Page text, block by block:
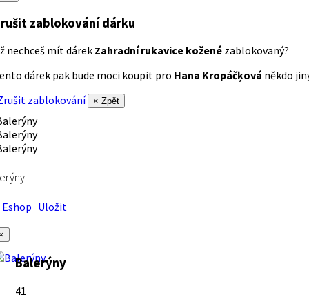
zablokování dárku
nechceš mít dárek Zahradní rukavice kožené zablokovaný?
dárek pak bude moci koupit pro Hana Kropáčķová někdo
zablokování
× Zpět
Uložit
Balerýny
41